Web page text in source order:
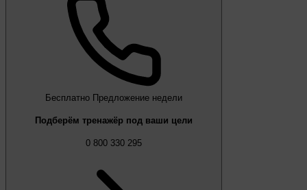
Бесплатно Предложение недели
Подберём тренажёр под ваши цели
0 800 330 295